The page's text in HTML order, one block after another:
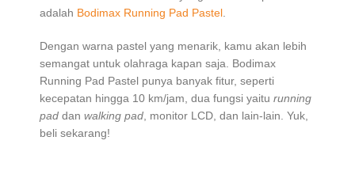
adalah Bodimax Running Pad Pastel
Dengan warna pastel yang menarik, kamu akan lebih
semangat untuk olahraga kapan saja. Bodimax
Running Pad Pastel punya banyak fitur, seperti
kecepatan hingga 10 km/jam, dua fungsi yaitu running
pad dan walking pad , monitor LCD, dan lain-lain. Yuk,
beli sekarang!